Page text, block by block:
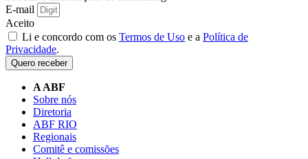
E-mail
Aceito
Li e concordo com os Termos de Uso e a Política de
Privacidade.
Quero receber
A ABF
Sobre nós
Diretoria
ABF RIO
Regionais
Comitê e comissões